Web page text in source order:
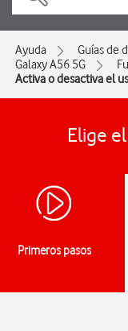
Ayuda Guías de
Galaxy A56 5G
Activa o desactiva el
Elige
Primeros pasos